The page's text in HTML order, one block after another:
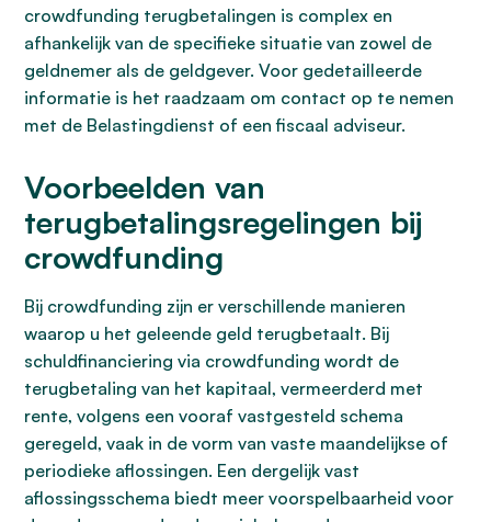
crowdfunding terugbetalingen is complex en
afhankelijk van de specifieke situatie van zowel de
geldnemer als de geldgever. Voor gedetailleerde
informatie is het raadzaam om contact op te nemen
met de Belastingdienst of een fiscaal adviseur.
Voorbeelden van
terugbetalingsregelingen bij
crowdfunding
Bij crowdfunding zijn er verschillende manieren
waarop u het geleende geld terugbetaalt. Bij
schuldfinanciering via crowdfunding wordt de
terugbetaling van het kapitaal, vermeerderd met
rente, volgens een vooraf vastgesteld schema
geregeld, vaak in de vorm van vaste maandelijkse of
periodieke aflossingen. Een dergelijk vast
aflossingsschema biedt meer voorspelbaarheid voor